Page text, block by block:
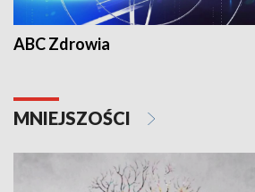
ABC Zdrowia
MNIEJSZOŚCI